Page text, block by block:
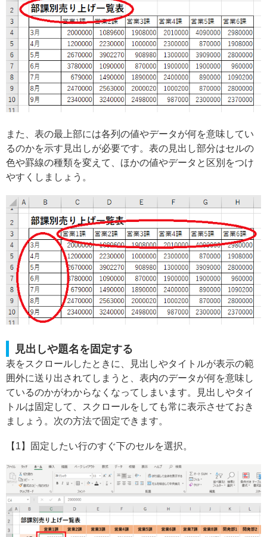
また、表の最上部には各列の値やデータが何を意味してい
るのかを示す見出しが必要です。表の見出し部分はセルの
色や罫線の種類を変えて、ほかの値やデータと区別をつけ
やすくしましょう。
見出しや題名を固定する
表をスクロールしたときに、見出しやタイトルが表示の範
囲外に送り出されてしまうと、表内のデータが何を意味し
ているのかがわからなくなってしまいます。見出しやタイ
トルは固定して、スクロールをしても常に表示させておき
ましょう。次の方法で固定できます。
【1】固定したい行のすぐ下のセルを選択。